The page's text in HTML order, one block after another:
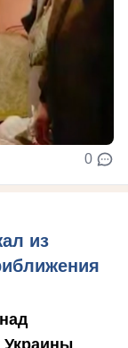
0
из
Украины